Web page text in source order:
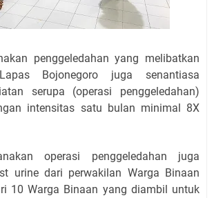
penggeledahan yang melibatkan
Bojonegoro juga senantiasa
serupa (operasi penggeledahan)
intensitas satu bulan minimal 8X
operasi penggeledahan juga
urine dari perwakilan Warga Binaan
10 Warga Binaan yang diambil untuk